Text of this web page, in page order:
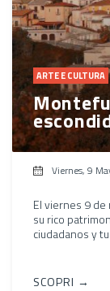
ARTE E CULTURA
Viernes, 9
El viernes 9 de
su rico
ciudadanos y
SCOPRI →